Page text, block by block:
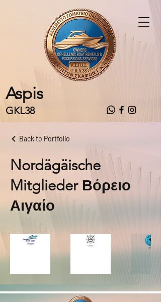
Aspis
GKL38
Back to Portfolio
Nordägäische
Mitglieder Βόρειο
Αιγαίο